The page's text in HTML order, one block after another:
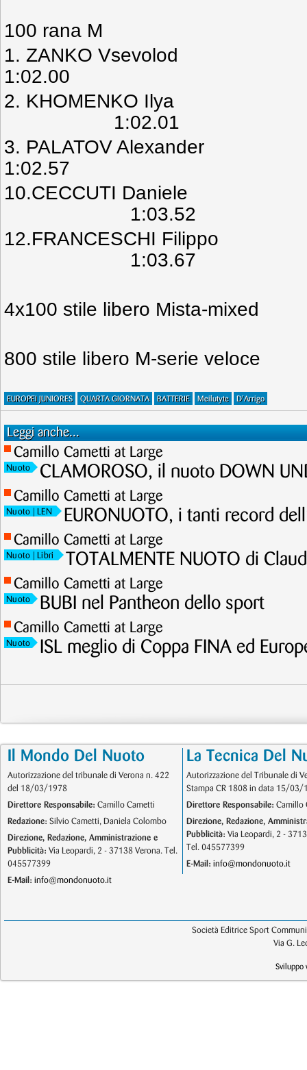
100 rana M
1. ZANKO
1:02.00
2. KHOMENKO Ilya
1:02.01
3. PALATOV
1:02.57
10.CECCUTI
1:03.52
12.FRANCESCHI
1:03.67
4x100 stile libero Mista-
800 stile libero M-serie
EUROPEI JUNIORES QUARTA GIORNATA BATTERIE Meilutyte D'Arrigo
Leggi anche...
Camillo Cametti at Large
Nuoto CLAMOROSO, il nuoto DOWN
Camillo Cametti at Large
Nuoto | LEN EURONUOTO, i tanti record
Camillo Cametti at Large
Nuoto | Libri TOTALMENTE NUOTO di
Camillo Cametti at Large
Nuoto BUBI nel Pantheon dello sport
Camillo Cametti at Large
Nuoto ISL meglio di Coppa FINA ed
Il Mondo Del Nuoto
Autorizzazione del tribunale di Verona n. 422
del 18/03/1978
Direttore Responsabile: Camillo Cametti
Redazione: Silvio Cametti, Daniela Colombo
Direzione, Redazione, Amministrazione e
Pubblicità: Via Leopardi, 2 - 37138 Verona. Tel.
045577399
E-Mail: info@mondonuoto.it
La Tecnica Del
Autorizzazione del Tribunale di
Stampa CR 1808 in data 15/03/
Direttore Responsabile: Camillo
Direzione, Redazione,
Pubblicità: Via Leopardi, 2 -
Tel. 045577399
E-Mail: info@mondonuoto.it
Società Editrice Sport
Via G.
Sviluppo